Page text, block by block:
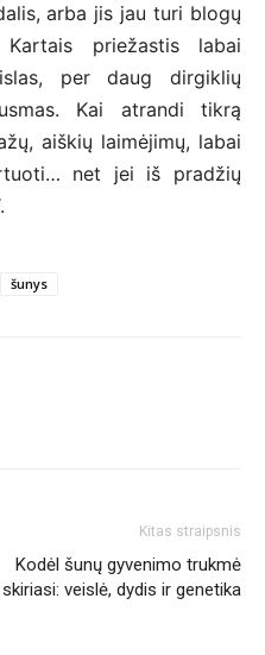
arba jis jau turi blogų
priežastis labai
per daug dirgiklių
Kai atrandi tikrą
aiškių laimėjimų, labai
net jei iš pradžių
šunys
Kitas straipsnis
Kodėl šunų gyvenimo trukmė
skiriasi: veislė, dydis ir genetika